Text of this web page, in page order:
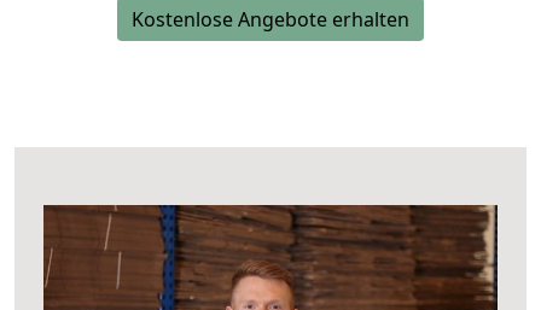
Kostenlose Angebote erhalten